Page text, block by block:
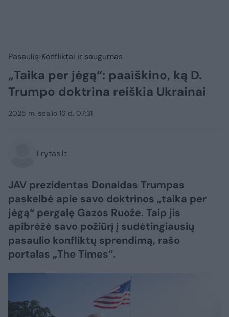
Pasaulis Konfliktai ir saugumas
„Taika per jėgą“: paaiškino, ką D.
Trumpo doktrina reiškia Ukrainai
2025 m. spalio 16 d. 07:31
Lrytas.lt
JAV prezidentas Donaldas Trumpas
paskelbė apie savo doktrinos „taika per
jėgą“ pergalę Gazos Ruože. Taip jis
apibrėžė savo požiūrį į sudėtingiausių
pasaulio konfliktų sprendimą, rašo
portalas „The Times“.